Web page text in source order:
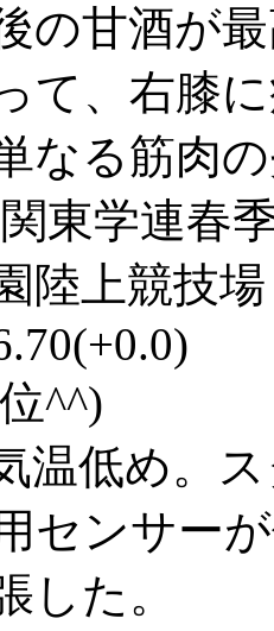
の甘酒が
て、右膝
なる筋肉
関東学連春
陸上競技場
^^)
温低め。
センサー
した。